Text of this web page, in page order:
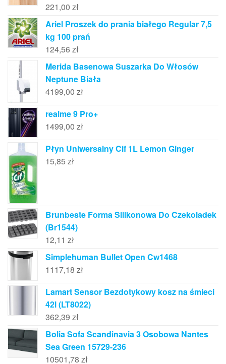
221,00 zł
Ariel Proszek do prania białego Regular 7,5
kg 100 prań
124,56 zł
Merida Basenowa Suszarka Do Włosów
Neptune Biała
4199,00 zł
realme 9 Pro+
1499,00 zł
Płyn Uniwersalny Cif 1L Lemon Ginger
15,85 zł
Brunbeste Forma Silikonowa Do Czekoladek
(Br1544)
12,11 zł
Simplehuman Bullet Open Cw1468
1117,18 zł
Lamart Sensor Bezdotykowy kosz na śmieci
42l (LT8022)
362,39 zł
Bolia Sofa Scandinavia 3 Osobowa Nantes
Sea Green 15729-236
10501,78 zł